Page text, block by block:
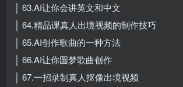
│ 63.AI让你会讲英文和中文
│ 64.精品课真人出境视频的制作技巧
│ 65.AI创作歌曲的一种方法
│ 66.AI让你圆梦歌曲创作
│ 67.一招录制真人抠像出境视频